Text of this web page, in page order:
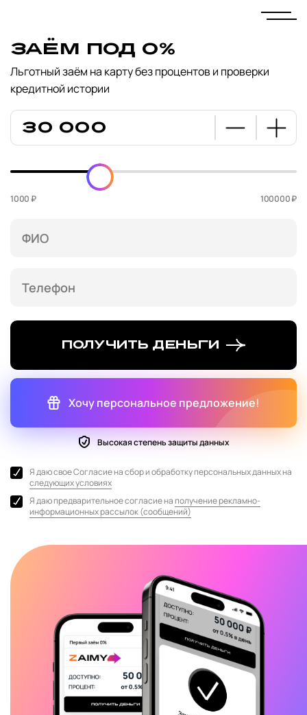
Заём под 0%
Льготный заём на карту без процентов и проверки
кредитной истории
1000 ₽ 100000 ₽
ФИО
Телефон
Получить деньги
Хочу персональное предложение!
Высокая степень защиты данных
Я даю свое Согласие на сбор и обработку персональных данных на
следующих условиях
Я даю предварительное согласие наполучение рекламно-
информационных рассылок (сообщений)